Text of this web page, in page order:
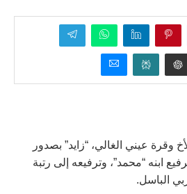
وقرة عيني الغالي، “زايد” بصدور
ابنه “محمد”، وترفيعه إلى رتبة
الباسل.